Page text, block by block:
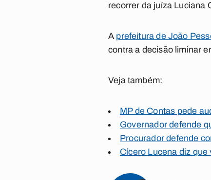
recorrer da juíza Luciana
A prefeitura de João
contra a decisão liminar
Veja também:
MP de Contas pede
Governador defende
Procurador defende
Cícero Lucena diz